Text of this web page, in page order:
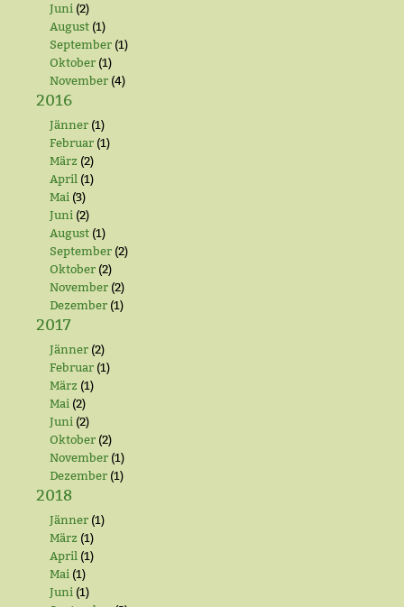
Juni (2)
August (1)
September (1)
Oktober (1)
November (4)
2016
Jänner (1)
Februar (1)
März (2)
April (1)
Mai (3)
Juni (2)
August (1)
September (2)
Oktober (2)
November (2)
Dezember (1)
2017
Jänner (2)
Februar (1)
März (1)
Mai (2)
Juni (2)
Oktober (2)
November (1)
Dezember (1)
2018
Jänner (1)
März (1)
April (1)
Mai (1)
Juni (1)